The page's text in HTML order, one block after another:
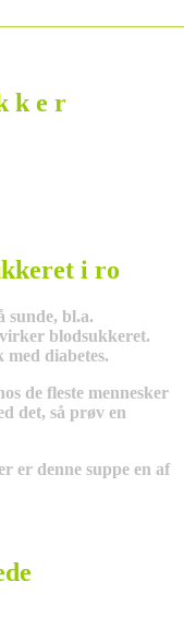
k e r
i ro
sunde, bl.a.
blodsukkeret.
diabetes.
de fleste mennesker
det, så prøv en
er denne suppe en af